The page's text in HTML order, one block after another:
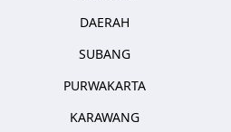
DAERAH
SUBANG
PURWAKARTA
KARAWANG